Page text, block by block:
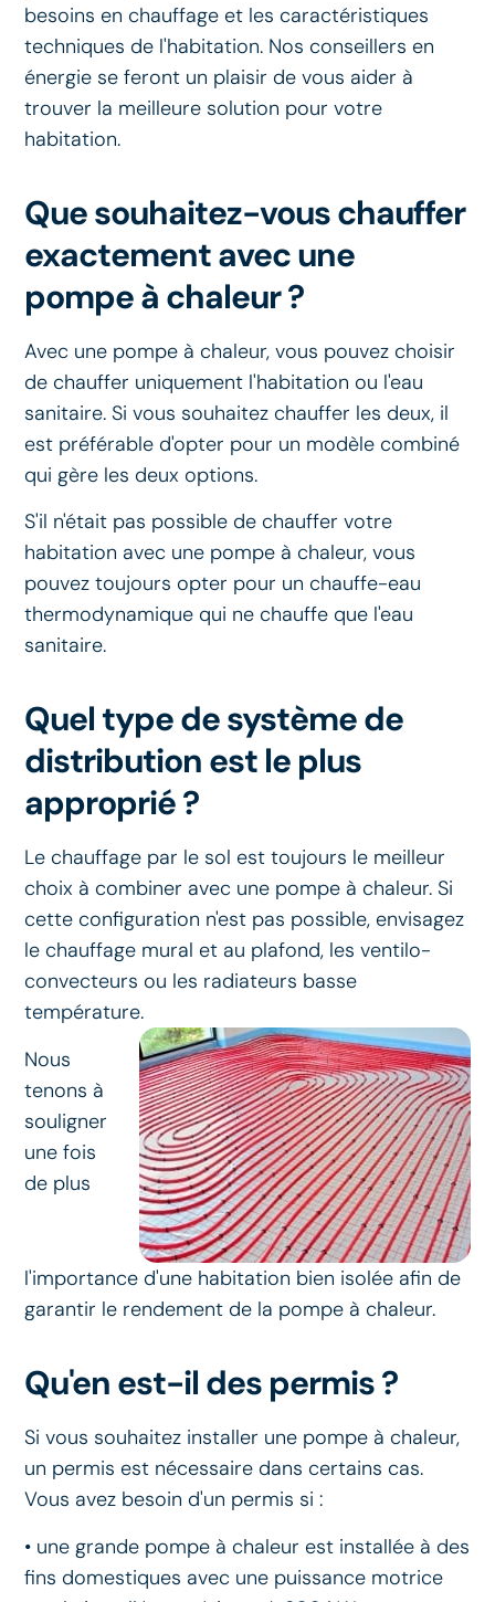
besoins en chauffage et les caractéristiques
techniques de l'habitation. Nos conseillers en
énergie se feront un plaisir de vous aider à
trouver la meilleure solution pour votre
habitation.
Que souhaitez-vous chauffer
exactement avec une
pompe à chaleur ?
Avec une pompe à chaleur, vous pouvez choisir
de chauffer uniquement l'habitation ou l'eau
sanitaire. Si vous souhaitez chauffer les deux, il
est préférable d'opter pour un modèle combiné
qui gère les deux options.
S'il n'était pas possible de chauffer votre
habitation avec une pompe à chaleur, vous
pouvez toujours opter pour un chauffe-eau
thermodynamique qui ne chauffe que l'eau
sanitaire.
Quel type de système de
distribution est le plus
approprié ?
Le chauffage par le sol est toujours le meilleur
choix à combiner avec une pompe à chaleur. Si
cette configuration n'est pas possible, envisagez
le chauffage mural et au plafond, les ventilo-
convecteurs ou les radiateurs basse
température.
Nous
tenons à
souligner
une fois
de plus
l'importance d'une habitation bien isolée afin de
garantir le rendement de la pompe à chaleur.
Qu'en est-il des permis ?
Si vous souhaitez installer une pompe à chaleur,
un permis est nécessaire dans certains cas.
Vous avez besoin d'un permis si :
• une grande pompe à chaleur est installée à des
fins domestiques avec une puissance motrice